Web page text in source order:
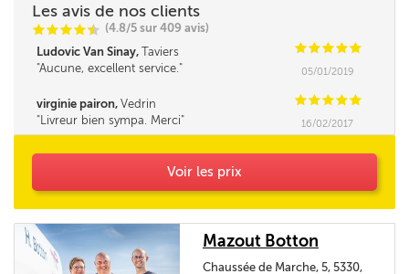
Les avis de nos clients
CCCCi
@ (4.8/5 sur 409 avis)
Ludovic Van Sinay, Taviers CCCCC
Aucune, excellent service.
05/01/2019
virginie pairon, Vedrin CCCCC
Livreur bien sympa. Merci
16/02/2017
Voir les prix
Mazout Botton
Chaussée de Marche, 5, 5330,